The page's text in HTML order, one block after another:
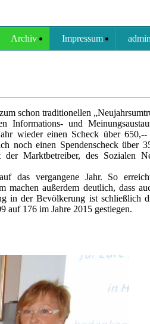
Archiv Impressum admin
schon traditionellen
Informations- und
wieder einen Scheck über 650,--
noch einen Spendenscheck über
der Marktbetreiber, des Sozialen
das vergangene Jahr. So
außerdem deutlich, dass
in der Bevölkerung ist schließlich
auf 176 im Jahre 2015 gestiegen.